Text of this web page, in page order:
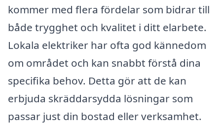
kommer med flera fördelar som bidrar till
både trygghet och kvalitet i ditt elarbete.
Lokala elektriker har ofta god kännedom
om området och kan snabbt förstå dina
specifika behov. Detta gör att de kan
erbjuda skräddarsydda lösningar som
passar just din bostad eller verksamhet.